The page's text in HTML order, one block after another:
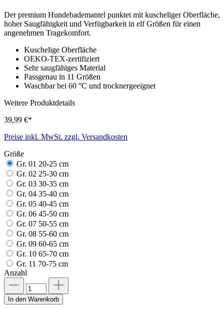
Der premium Hundebademantel punktet mit kuscheliger Oberfläche,
hoher Saugfähigkeit und Verfügbarkeit in elf Größen für einen
angenehmen Tragekomfort.
Kuschelige Oberfläche
OEKO-TEX-zertifiziert
Sehr saugfähiges Material
Passgenau in 11 Größen
Waschbar bei 60 °C und trocknergeeignet
Weitere Produktdetails
39,99 €*
Preise inkl. MwSt. zzgl. Versandkosten
Größe
Gr. 01 20-25 cm
Gr. 02 25-30 cm
Gr. 03 30-35 cm
Gr. 04 35-40 cm
Gr. 05 40-45 cm
Gr. 06 45-50 cm
Gr. 07 50-55 cm
Gr. 08 55-60 cm
Gr. 09 60-65 cm
Gr. 10 65-70 cm
Gr. 11 70-75 cm
Anzahl
In den Warenkorb